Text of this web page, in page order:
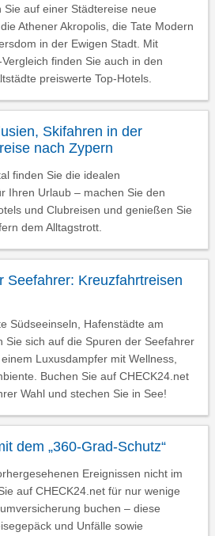
auf einer Städtereise neue
Athener Akropolis, die Tate Modern
in der Ewigen Stadt. Mit
finden Sie auch in den
preiswerte Top-Hotels.
Skifahren in der
nach Zypern
finden Sie die idealen
Ihren Urlaub – machen Sie den
und Clubreisen und genießen Sie
dem Alltagstrott.
Seefahrer: Kreuzfahrtreisen
Südseeinseln, Hafenstädte am
Sie sich auf die Spuren der Seefahrer
Luxusdampfer mit Wellness,
Buchen Sie auf CHECK24.net
Wahl und stechen Sie in See!
dem „360-Grad-Schutz“
Ereignissen nicht im
auf CHECK24.net für nur wenige
buchen – diese
und Unfälle sowie